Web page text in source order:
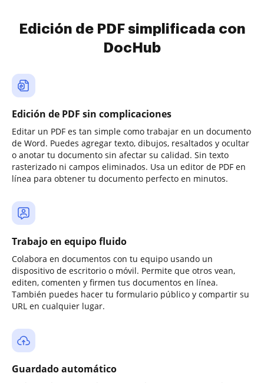
Edición de PDF simplificada con
DocHub
Edición de PDF sin complicaciones
Editar un PDF es tan simple como trabajar en un documento
de Word. Puedes agregar texto, dibujos, resaltados y ocultar
o anotar tu documento sin afectar su calidad. Sin texto
rasterizado ni campos eliminados. Usa un editor de PDF en
línea para obtener tu documento perfecto en minutos.
Trabajo en equipo fluido
Colabora en documentos con tu equipo usando un
dispositivo de escritorio o móvil. Permite que otros vean,
editen, comenten y firmen tus documentos en línea.
También puedes hacer tu formulario público y compartir su
URL en cualquier lugar.
Guardado automático